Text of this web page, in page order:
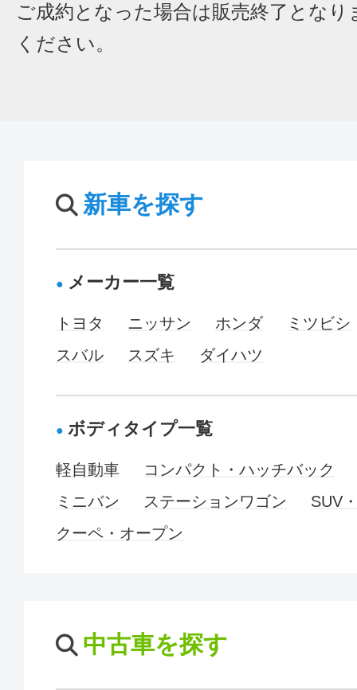
ご成約となった場合は販売終了となり
ください。
新車を探す
メーカー一覧
トヨタ ニッサン ホンダ
ミツビシ
スバル
スズキ ダイハツ
ボディタイプ一覧
軽自動車
コンパクト・ハッチバック
ミニバン
ステーションワゴン
SUV
クーペ・オープン
中古車を探す